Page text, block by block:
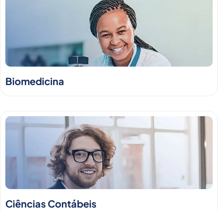
Biomedicina
Ciências Contábeis